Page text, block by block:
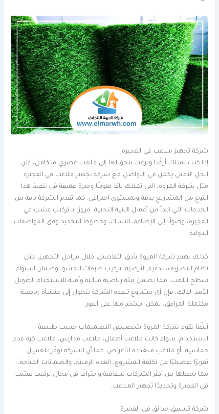
شركة تجهيز ملاعب في الفجيرة
إذا كنت تمتلك أرضًا وترغب بتحويلها إلى ملعب عصري متكامل، فإن
الحل الأمثل يكمن في التواصل مع شركة تجهيز ملاعب في الفجيرة
مثل شركة المروة، التي تمتلك باعًا طويلًا وخبرة عميقة في تنفيذ هذا
النوع من المشاريع بدقة وبمستوى احترافي. كما تقدم الشركة باقة من
الخدمات التي تبدأ من أعمال البنية التحتية، مرورًا بـ تركيب عشب في
الفجيرة، وصولًا إلى الإضاءة، الشبك، وخطوط التحديد وفق المواصفات
الدولية.
كذلك تهتم شركة المروة بأدق التفاصيل خلال مراحل التجهيز، مثل
نظام التصريف، تدعيم الأرضية، تركيب طبقات الحشو، وضمان استواء
سطح اللعب، مما يضمن بيئة رياضية مثالية وآمنة للاستخدام الطويل
الأمد. لذلك، فإن أي مشروع تنفذه الشركة يتحول إلى منشأة رياضية
مكتملة المرافق، يمكن استخدامها على الفور.
أيضًا تقوم شركة المروة بتخصيص التصميمات حسب طبيعة
الاستخدام، سواء كانت ملاعب أطفال، ملاعب مدارس، ملاعب كرة قدم
خماسية، أو ملاعب متعددة الأغراض. كما أن الشركة توفّر للعميـل
تقريرًا تفصيليًا عن تكلفة المشروع، المدة الزمنية، والضمانات المتاحة،
مما يجعلها من أكثر الشركات شفافية واحترافًا في مجال تركيب عشب
في الفجيرة وتحديدًا تجهيز الملاعب.
شركة تنسيق حدائق في الفجيرة